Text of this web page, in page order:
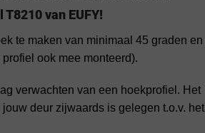
van EUFY!
te maken van minimaal 45 graden en
ook mee monteerd).
verwachten van een hoekprofiel. Het
deur zijwaards is gelegen t.o.v. het